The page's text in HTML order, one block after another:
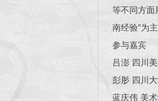
等不同方面
南经验”为
参与嘉宾
吕澎 四川
彭肜 四川
蓝庆伟 美